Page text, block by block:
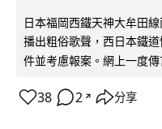
日本福岡西鐵天神大牟田
播出粗俗歌聲，西日本鐵
件並考慮報案。網上一度傳
38 2 ↗ 分享